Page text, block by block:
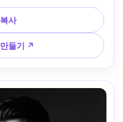
한 날카로운 초점 --ar 4:5
사
들기 ↗